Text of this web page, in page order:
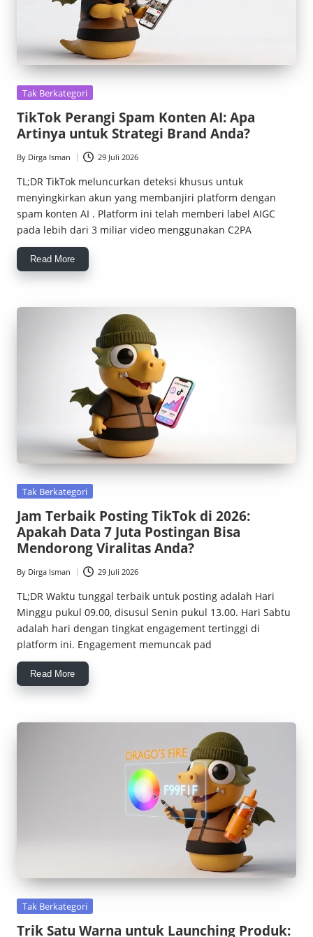
Posted
Tak Berkategori
TikTok Perangi Spam Konten AI: Apa
Artinya untuk Strategi Brand Anda?
Posted
by
By Dirga Isman 29 Juli 2026
TL;DR TikTok meluncurkan deteksi khusus untuk
menyingkirkan akun yang membanjiri platform dengan
spam konten AI . Platform ini telah memberi label AIGC
pada lebih dari 3 miliar video menggunakan C2PA
Read More
Posted
Tak Berkategori
Jam Terbaik Posting TikTok di 2026:
Apakah Data 7 Juta Postingan Bisa
Mendorong Viralitas Anda?
Posted
by
By Dirga Isman 29 Juli 2026
TL;DR Waktu tunggal terbaik untuk posting adalah Hari
Minggu pukul 09.00, disusul Senin pukul 13.00. Hari Sabtu
adalah hari dengan tingkat engagement tertinggi di
platform ini. Engagement memuncak pad
Read More
Posted
Tak Berkategori
Trik Satu Warna untuk Launching Produk: